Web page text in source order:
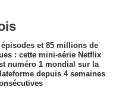
épisodes et 85 millions de
: cette mini-série Netflix
numéro 1 mondial sur la
depuis 4 semaines